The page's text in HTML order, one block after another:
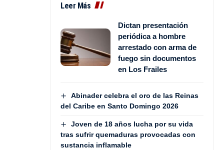
Leer Más
Dictan presentación
periódica a hombre
arrestado con arma de
fuego sin documentos
en Los Frailes
Abinader celebra el oro de las Reinas
del Caribe en Santo Domingo 2026
Joven de 18 años lucha por su vida
tras sufrir quemaduras provocadas con
sustancia inflamable